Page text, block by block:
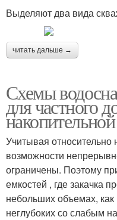
Выделяют два вида
читать дальше →
Схемы
для частного
Учитывая относительно
возможности
ограничены. Поэтому
емкостей , где закачка
небольших объемах,
неглубоких со слабым